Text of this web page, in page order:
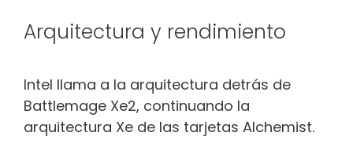
Arquitectura y rendimiento
Intel llama a la arquitectura detrás de
Battlemage Xe2, continuando la
arquitectura Xe de las tarjetas Alchemist.